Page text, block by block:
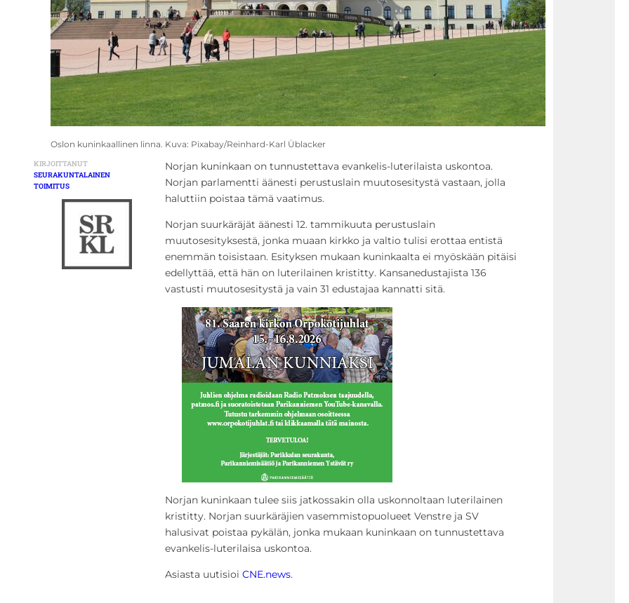
Oslon kuninkaallinen linna. Kuva: Pixabay/Reinhard-Karl Üblacker
KIRJOITTANUT
SEURAKUNTALAINEN
TOIMITUS
Norjan kuninkaan on tunnustettava evankelis-luterilaista uskontoa.
Norjan parlamentti äänesti perustuslain muutosesitystä vastaan, jolla
haluttiin poistaa tämä vaatimus.
Norjan suurkäräjät äänesti 12. tammikuuta perustuslain
muutosesityksestä, jonka muaan kirkko ja valtio tulisi erottaa entistä
enemmän toisistaan. Esityksen mukaan kuninkaalta ei myöskään pitäisi
edellyttää, että hän on luterilainen kristitty. Kansanedustajista 136
vastusti muutosesitystä ja vain 31 edustajaa kannatti sitä.
Norjan kuninkaan tulee siis jatkossakin olla uskonnoltaan luterilainen
kristitty. Norjan suurkäräjien vasemmistopuolueet Venstre ja SV
halusivat poistaa pykälän, jonka mukaan kuninkaan on tunnustettava
evankelis-luterilaisa uskontoa.
Asiasta uutisioi CNE.news.